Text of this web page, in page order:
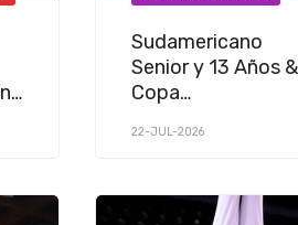
Sudamericano
Senior y 13 Años &
Copa
Gimnasia Rítmica
22-JUL-2026